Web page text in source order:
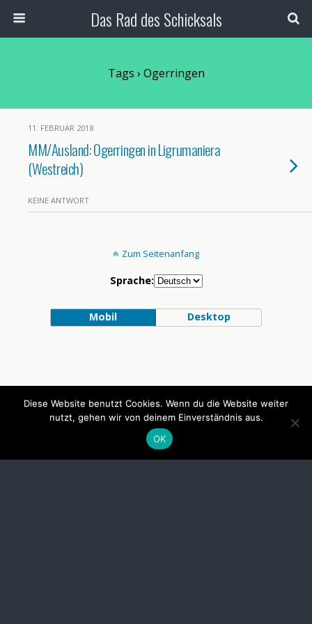
Das Rad des Schicksals
Tags › Ogerringen
11. FEBRUAR 2018
MM/Ausland: Ogerringen in Ligrumaniera
(Westreich)
KEINE ANTWORT
Zum Seitenanfang
Sprache:
Mobil Desktop
Diese Website benutzt Cookies. Wenn du die Website weiter
nutzt, gehen wir von deinem Einverständnis aus.
OK